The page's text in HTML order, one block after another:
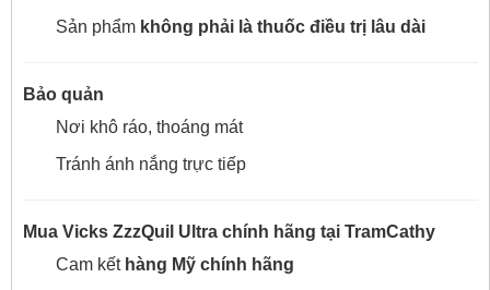
Sản phẩm không phải là thuốc điều trị lâu dài
Bảo quản
Nơi khô ráo, thoáng mát
Tránh ánh nắng trực tiếp
Mua Vicks ZzzQuil Ultra chính hãng tại TramCathy
Cam kết hàng Mỹ chính hãng